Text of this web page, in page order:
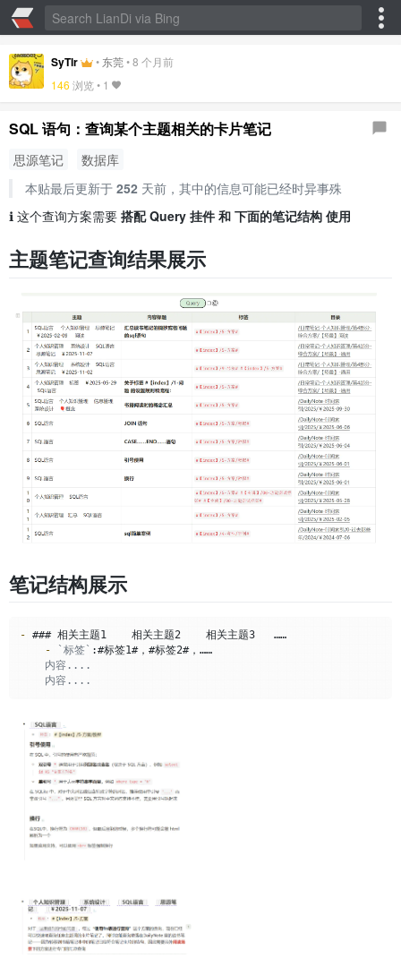
SyTlr • 东莞•8 个月前
146 浏览 • 1
SQL 语句：查询某个主题相关的卡片笔记
思源笔记
数据库
本贴最后更新于 252天前，其中的信息可能已经时异事殊
ℹ️ 这个查询方案需要 搭配 Query 挂件 和 下面的笔记结构 使用
主题笔记查询结果展示
笔记结构展示
-
### 相关主题1    相关主题2    相关主题3   ……
    -
`标签`
:#标签1#，#标签2#，……
    内容....